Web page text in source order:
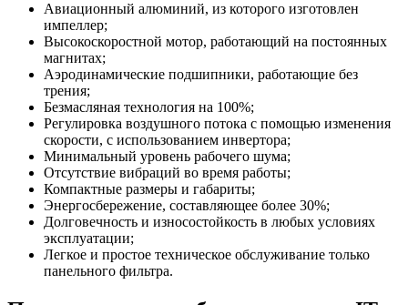
Авиационный алюминий, из которого изготовлен
импеллер;
Высокоскоростной мотор, работающий на постоянных
магнитах;
Аэродинамические подшипники, работающие без
трения;
Безмасляная технология на 100%;
Регулировка воздушного потока с помощью изменения
скорости, с использованием инвертора;
Минимальный уровень рабочего шума;
Отсутствие вибраций во время работы;
Компактные размеры и габариты;
Энергосбережение, составляющее более 30%;
Долговечность и износостойкость в любых условиях
эксплуатации;
Легкое и простое техническое обслуживание только
панельного фильтра.